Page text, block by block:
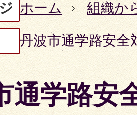
ホーム 組織か
丹波市通学路安全
通学路安